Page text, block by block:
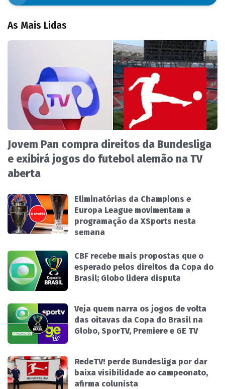
As Mais Lidas
Jovem Pan compra direitos da Bundesliga
e exibirá jogos do futebol alemão na TV
aberta
Eliminatórias da Champions e
Europa League movimentam a
programação da XSports nesta
semana
CBF recebe mais propostas que o
esperado pelos direitos da Copa do
Brasil; Globo lidera disputa
Veja quem narra os jogos de volta
das oitavas da Copa do Brasil na
Globo, SporTV, Premiere e GE TV
RedeTV! perde Bundesliga por dar
baixa visibilidade ao campeonato,
afirma colunista